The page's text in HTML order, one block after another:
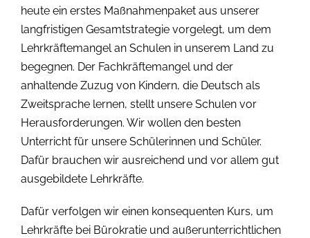
heute ein erstes Maßnahmenpaket aus unserer
langfristigen Gesamtstrategie vorgelegt, um dem
Lehrkräftemangel an Schulen in unserem Land zu
begegnen. Der Fachkräftemangel und der
anhaltende Zuzug von Kindern, die Deutsch als
Zweitsprache lernen, stellt unsere Schulen vor
Herausforderungen. Wir wollen den besten
Unterricht für unsere Schülerinnen und Schüler.
Dafür brauchen wir ausreichend und vor allem gut
ausgebildete Lehrkräfte.
Dafür verfolgen wir einen konsequenten Kurs, um
Lehrkräfte bei Bürokratie und außerunterrichtlichen